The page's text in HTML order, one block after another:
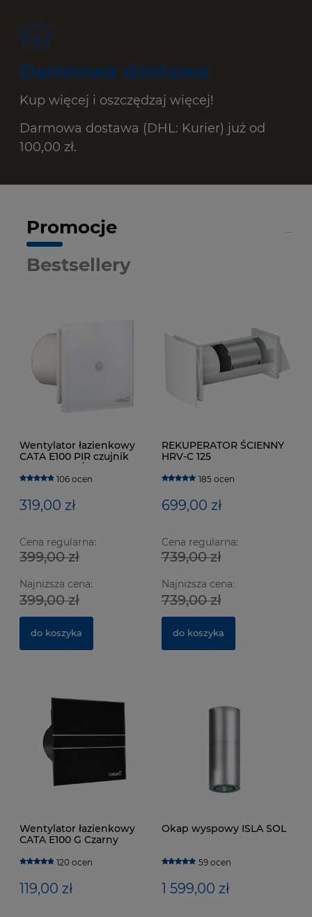
Darmowa dostawa
Kup więcej i oszczędzaj więcej!
Darmowa dostawa (DHL: Kurier) już od
100,00 zł.
Promocje
Bestsellery
Wentylator łazienkowy
CATA E100 PIR czujnik
ruchu 115m3/h
106 ocen
319,00 zł
Cena regularna:
399,00 zł
Najniższa cena:
399,00 zł
do koszyka
REKUPERATOR ŚCIENNY
HRV-C 125
185 ocen
699,00 zł
Cena regularna:
739,00 zł
Najniższa cena:
739,00 zł
do koszyka
Wentylator łazienkowy
CATA E100 G Czarny
120 ocen
119,00 zł
Okap wyspowy ISLA SOL
59 ocen
1 599,00 zł
czujnikiem wilgotności
629 ocen
364,00 zł